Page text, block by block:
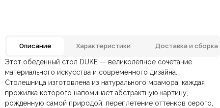
Описание Характеристики Доставка и сборка
Этот обеденный стол DUKE — великолепное сочетание
материального искусства и современного дизайна.
Столешница изготовлена ​​из натурального мрамора, каждая
прожилка которого напоминает абстрактную картину,
рожденную самой природой: переплетение оттенков серого,
Материал
Мрамор натуральный,
Орех, Регенерированная
Цвет Бежевый, Орех
По всей России:отправляем через транспортную
компаниюСДЭК. Срок доставки —до 7 дней.
Оплата в салоне-магазине— наличными или картой
при самовывозе.
Отзывов ещё нет. Напишите первым.